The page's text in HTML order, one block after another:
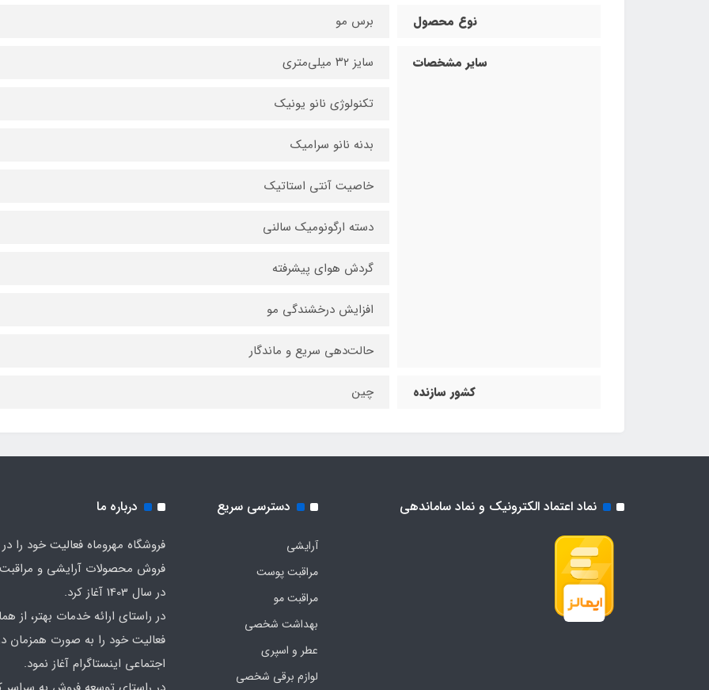
نوع محصول برس مو
سایر مشخصات سایز ۳۲ میلی‌متری
تکنولوژی نانو یونیک
بدنه نانو سرامیک
خاصیت آنتی استاتیک
دسته ارگونومیک سالنی
گردش هوای پیشرفته
افزایش درخشندگی مو
حالت‌دهی سریع و ماندگار
کشور سازنده چین
نماد اعتماد الکترونیک و نماد ساماندهی دسترسی سریع
آرایشی
مراقبت پوست
مراقبت مو
بهداشت شخصی
عطر و اسپری
لوازم برقی شخصی
درباره ما
فروشگاه مهروماه فعالیت خود را در
فروش محصولات آرایشی و
در سال 1403 آغاز کرد.
در راستای ارائه خدمات بهتر، از
فعالیت خود را به صورت همزمان
اجتماعی اینستاگرام آغاز نمود.